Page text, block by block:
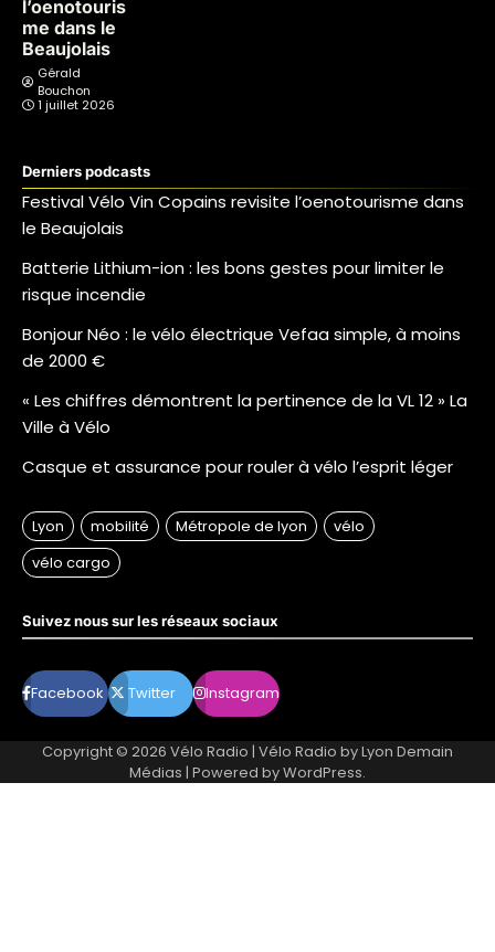
l’oenotouris
me dans le
Beaujolais
Gérald
Bouchon
1 juillet 2026
Derniers podcasts
Festival Vélo Vin Copains revisite l’oenotourisme dans
le Beaujolais
Batterie Lithium-ion : les bons gestes pour limiter le
risque incendie
Bonjour Néo : le vélo électrique Vefaa simple, à moins
de 2000 €
« Les chiffres démontrent la pertinence de la VL 12 » La
Ville à Vélo
Casque et assurance pour rouler à vélo l’esprit léger
Suivez nous sur les réseaux sociaux
Facebook Twitter Instagram
Copyright © 2026 Vélo Radio | Vélo Radio byLyon Demain
Médias | Powered byWordPress.